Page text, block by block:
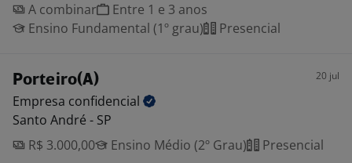
A combinar
Entre 1 e 3 anos
Ensino Fundamental (1º grau)
Presencial
Porteiro(A) 20 jul
Empresa confidencial
Santo André - SP
R$ 3.000,00
Ensino Médio (2º Grau) Presencial